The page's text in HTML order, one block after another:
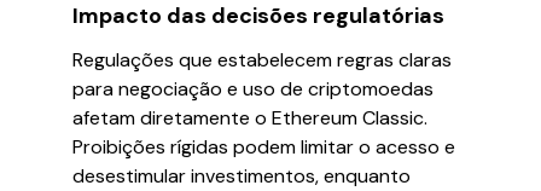
Impacto das decisões regulatórias
Regulações que estabelecem regras claras
para negociação e uso de criptomoedas
afetam diretamente o Ethereum Classic.
Proibições rígidas podem limitar o acesso e
desestimular investimentos, enquanto